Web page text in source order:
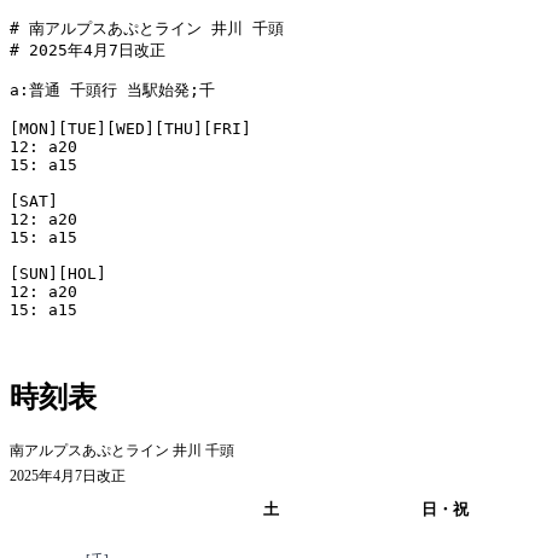
# 南アルプスあぷとライン 井川 千頭
# 2025年4月7日改正
a:普通 千頭行 当駅始発;千
[MON][TUE][WED][THU][FRI]
12: a20
15: a15
[SAT]
12: a20
15: a15
[SUN][HOL]
12: a20
15: a15
時刻表
南アルプスあぷとライン 井川 千頭
2025年4月7日改正
土 日・祝